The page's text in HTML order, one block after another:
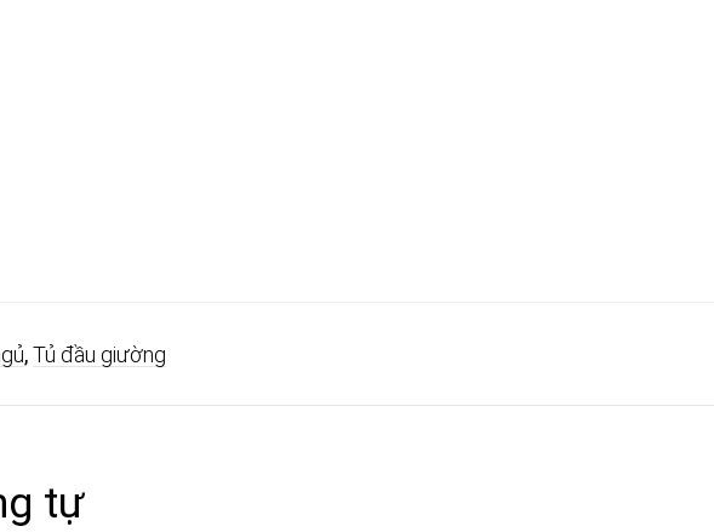
,Tủ đầu giường
tự